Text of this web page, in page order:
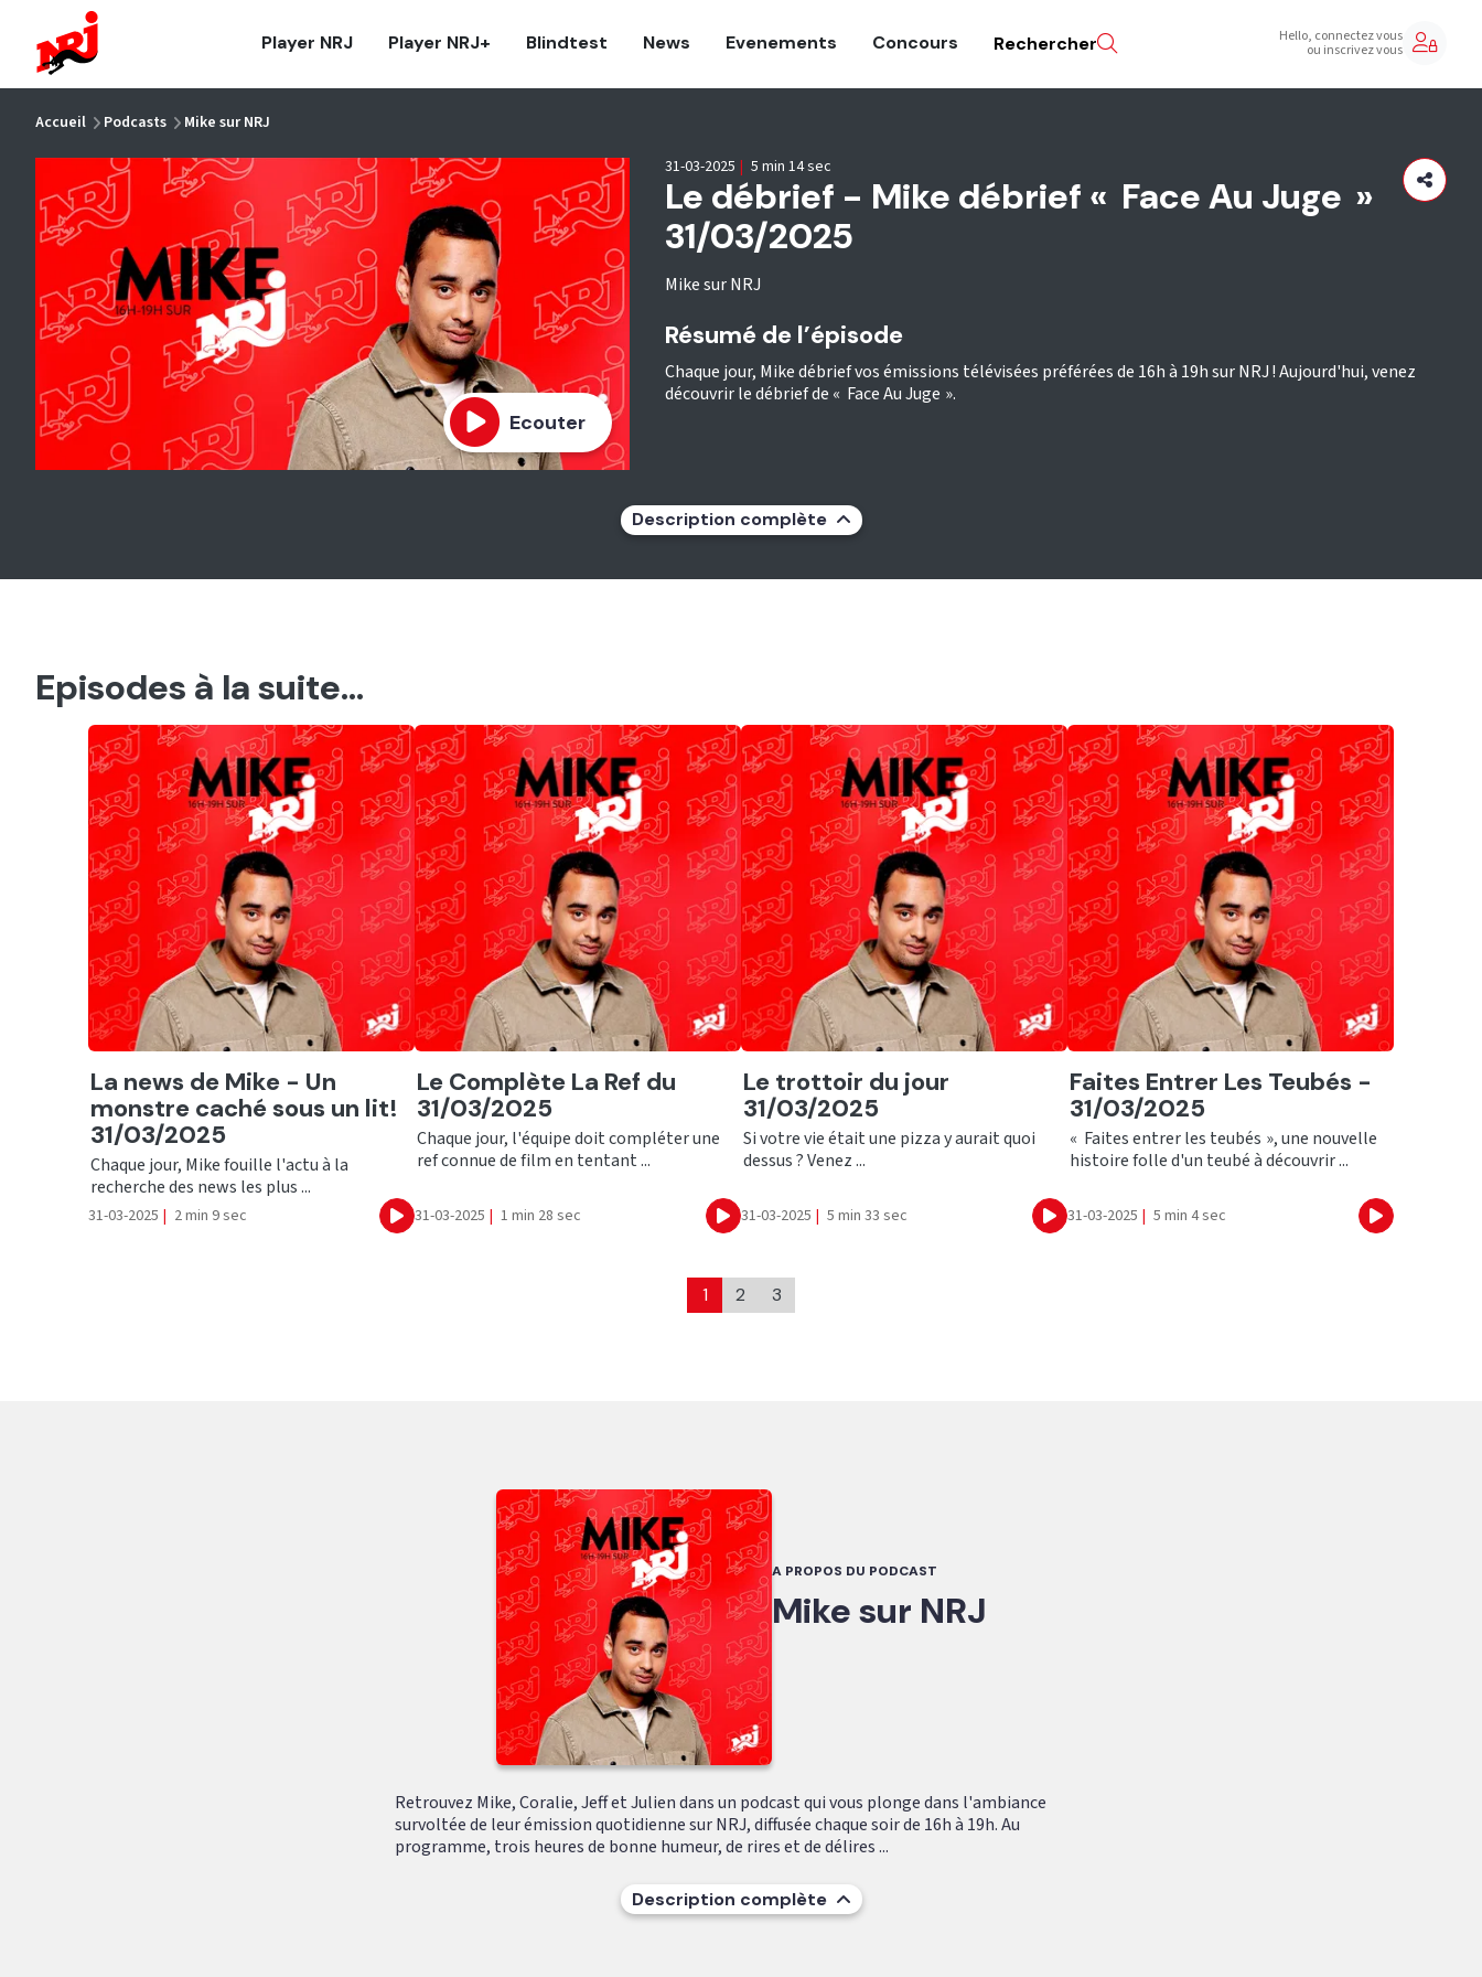
Player NRJ Player NRJ+ Blindtest News Evenements Concours Rechercher Hello, connectez vous
ou inscrivez vous
Accueil Podcasts Mike sur NRJ
Ecouter
Le débrief - Mike débrief « Face Au Juge »
31/03/2025
Mike sur NRJ
31-03-2025 | 5 min 14 sec
Résumé de l’épisode
Chaque jour, Mike débrief vos émissions télévisées préférées de 16h à 19h sur NRJ ! Aujourd'hui, venez
découvrir le débrief de « Face Au Juge ».
Description complète
Episodes à la suite...
Ecouter
La news de Mike - Un
monstre caché sous un lit!
31/03/2025
Chaque jour, Mike fouille l'actu à la
recherche des news les plus ...
31-03-2025 | 2 min 9 sec Ecouter
Ecouter
Le Complète La Ref du
31/03/2025
Chaque jour, l'équipe doit compléter une
ref connue de film en tentant ...
31-03-2025 | 1 min 28 sec Ecouter
Ecouter
Le trottoir du jour
31/03/2025
Si votre vie était une pizza y aurait quoi
dessus ? Venez ...
31-03-2025 | 5 min 33 sec Ecouter
Ecouter
Faites Entrer Les Teubés -
31/03/2025
« Faites entrer les teubés », une nouvelle
histoire folle d'un teubé à découvrir ...
31-03-2025 | 5 min 4 sec Ecouter
1 2 3
A PROPOS DU PODCAST
Mike sur NRJ
Retrouvez Mike, Coralie, Jeff et Julien dans un podcast qui vous plonge dans l'ambiance
survoltée de leur émission quotidienne sur NRJ, diffusée chaque soir de 16h à 19h. Au
programme, trois heures de bonne humeur, de rires et de délires ...
Description complète